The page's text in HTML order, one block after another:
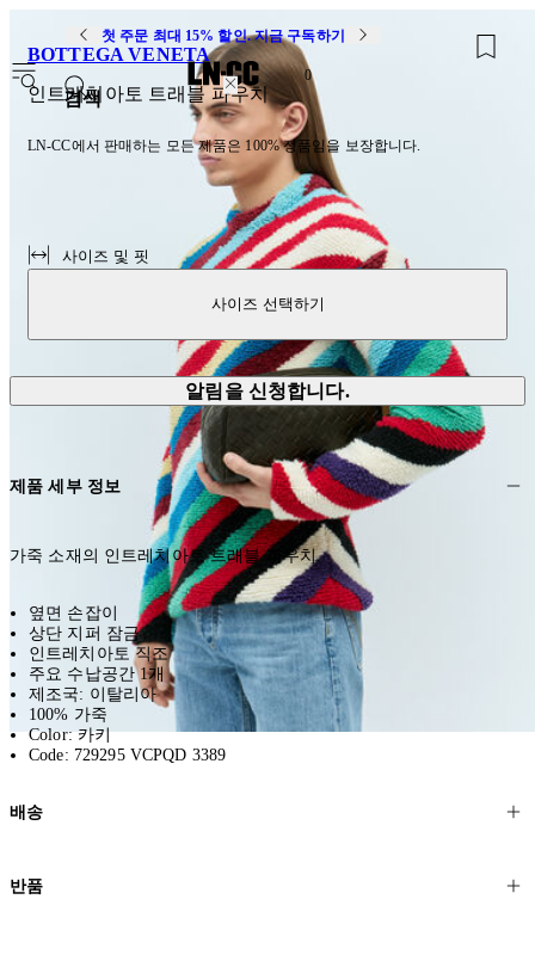
첫 주문 최대 15% 할인. 지금 구독하기
검색
0
BOTTEGA VENETA
인트레치아토 트래블 파우치
LN-CC에서 판매하는 모든 제품은 100% 정품임을 보장합니다.
사이즈 및 핏
사이즈 선택하기
알림을 신청합니다.
제품 세부 정보
가죽 소재의 인트레치아토 트래블 파우치.
옆면 손잡이
상단 지퍼 잠금
인트레치아토 직조
주요 수납공간 1개
제조국: 이탈리아
100% 가죽
Color: 카키
Code: 729295 VCPQD 3389
배송
고객님의 위치에 따라 일반 배송과 익스프레스 배송을 제공합니다.
반품